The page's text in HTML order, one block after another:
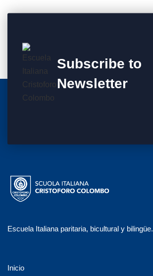
Subscribe to
Newsletter
Escuela Italiana paritaria, bicultural y bilingüe.
Inicio